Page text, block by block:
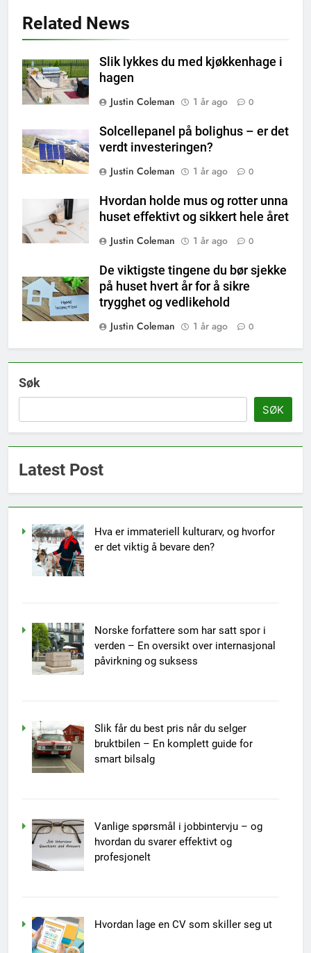
Related News
Slik lykkes du med kjøkkenhage i
hagen
Justin Coleman
1 år ago 0
Solcellepanel på bolighus – er det
verdt investeringen?
Justin Coleman
1 år ago 0
Hvordan holde mus og rotter unna
huset effektivt og sikkert hele året
Justin Coleman
1 år ago 0
De viktigste tingene du bør sjekke
på huset hvert år for å sikre
trygghet og vedlikehold
Justin Coleman
1 år ago 0
Søk
SØK
Latest Post
Hva er immateriell kulturarv, og hvorfor
er det viktig å bevare den?
Norske forfattere som har satt spor i
verden – En oversikt over internasjonal
påvirkning og suksess
Slik får du best pris når du selger
bruktbilen – En komplett guide for
smart bilsalg
Vanlige spørsmål i jobbintervju – og
hvordan du svarer effektivt og
profesjonelt
Hvordan lage en CV som skiller seg ut